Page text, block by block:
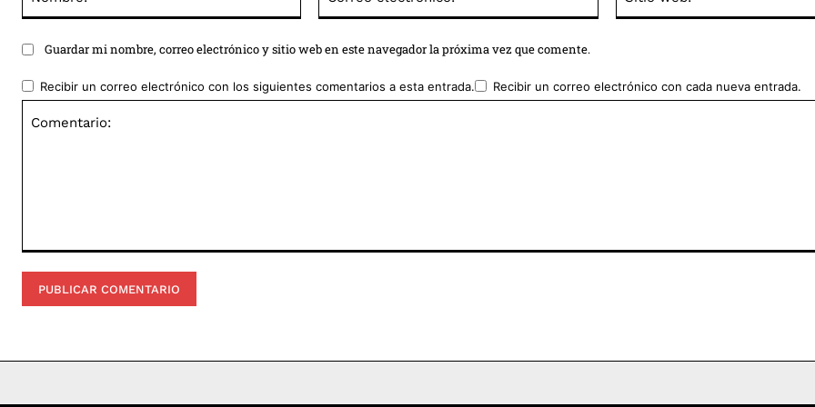
electrónico:*
Guardar mi nombre, correo electrónico y sitio web en este navegador la próxima vez que comente.
Recibir un correo electrónico con los siguientes comentarios a esta entrada. Recibir un correo electrónico con cada nueva entrada.